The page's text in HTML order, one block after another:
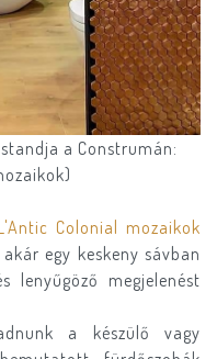
a Construmán:
Colonial mozaikok
egy keskeny sávban
lenyűgöző megjelenést
a készülő vagy